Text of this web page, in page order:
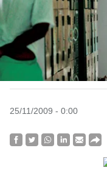
25/11/2009 - 0:00